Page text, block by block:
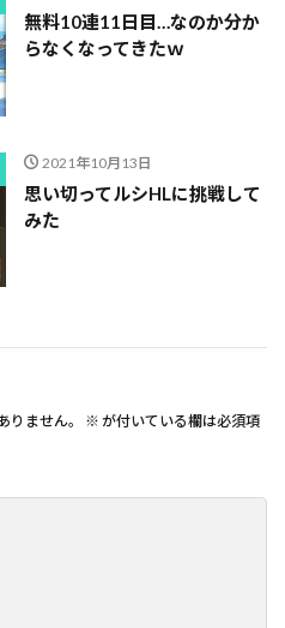
無料10連11日目…なのか分か
らなくなってきたｗ
2021年10月13日
思い切ってルシHLに挑戦して
みた
ません。 ※ が付いている欄は必須項